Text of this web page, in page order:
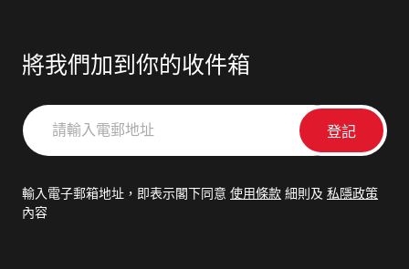
將我們加到你的收件箱
請
輸
郵
輸入電子郵箱地址，即表示閣下同意 使用條款 細則及 私隱政策
內容